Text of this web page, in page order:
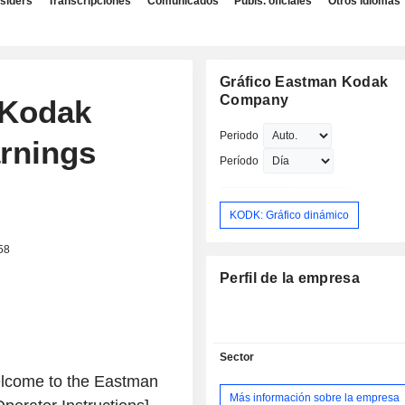
to the Eastman
Gráfico Eastman Kodak
Company
Periodo
Período
KODK: Gráfico dinámico
Perfil de la empresa
Sector
Más información sobre la empresa